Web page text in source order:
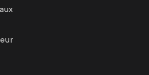
installation system